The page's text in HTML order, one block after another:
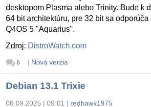
desktopom Plasma alebo Trinity. Bude k
64 bit architektúru, pre 32 bit sa odporúča
Q4OS 5 "Aquarius".
Zdroj: DistroWatch.com
6 | Nová verzia
Debian 13.1 Trixie
08.09.2025 | 09:01 | redhawk1975